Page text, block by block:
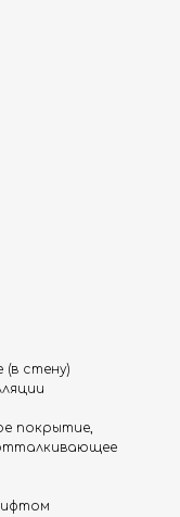
(в стену)
покрытие,